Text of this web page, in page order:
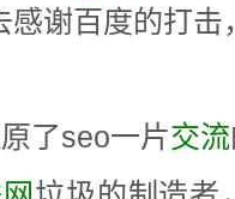
感谢百度的打击
了seo一片交流